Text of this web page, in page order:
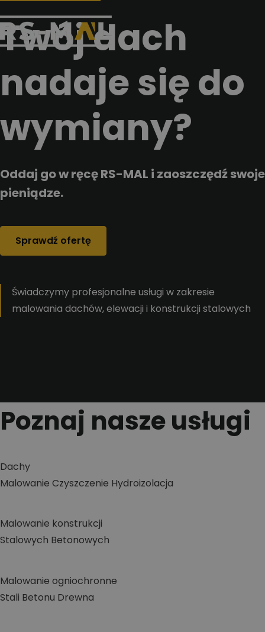
Twój dach
nadaje się do
wymiany?
Oddaj go w ręcę RS-MAL i zaoszczędź swoje
pieniądze.
Sprawdź ofertę
Świadczymy profesjonalne usługi w zakresie
malowania dachów, elewacji i konstrukcji stalowych
Poznaj nasze usługi
Dachy
Malowanie Czyszczenie Hydroizolacja
Malowanie konstrukcji
Stalowych Betonowych
Malowanie ogniochronne
Stali Betonu Drewna